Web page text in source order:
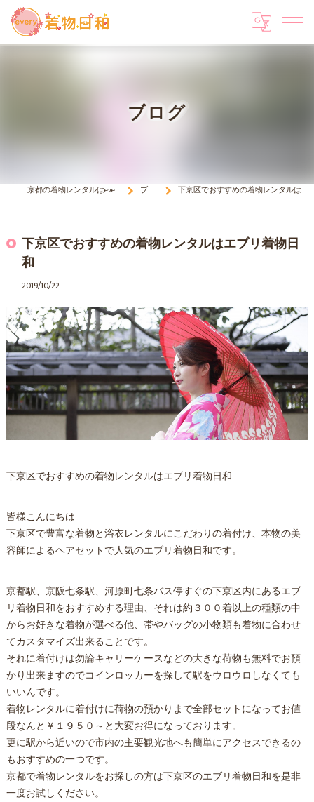
ブログ
京都の着物レンタルはevery 着物日和 ブログ 下京区でおすすめの着物レンタルはエブリ着物日和
下京区でおすすめの着物レンタルはエブリ着物日
和
2019/10/22
下京区でおすすめの着物レンタルはエブリ着物日和
皆様こんにちは
下京区で豊富な着物と浴衣レンタルにこだわりの着付け、本物の美
容師によるヘアセットで人気のエブリ着物日和です。
京都駅、京阪七条駅、河原町七条バス停すぐの下京区内にあるエブ
リ着物日和をおすすめする理由、それは約３００着以上の種類の中
からお好きな着物が選べる他、帯やバッグの小物類も着物に合わせ
てカスタマイズ出来ることです。
それに着付けは勿論キャリーケースなどの大きな荷物も無料でお預
かり出来ますのでコインロッカーを探して駅をウロウロしなくても
いいんです。
着物レンタルに着付けに荷物の預かりまで全部セットになってお値
段なんと￥１９５０～と大変お得になっております。
更に駅から近いので市内の主要観光地へも簡単にアクセスできるの
もおすすめの一つです。
京都で着物レンタルをお探しの方は下京区のエブリ着物日和を是非
一度お試しください。